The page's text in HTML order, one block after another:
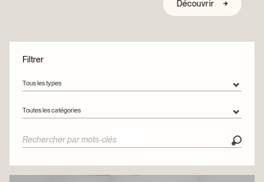
Filtrer
Tous les types
Tous les types
Vidéos
Toutes les catégories
Circuits urbains
Collections